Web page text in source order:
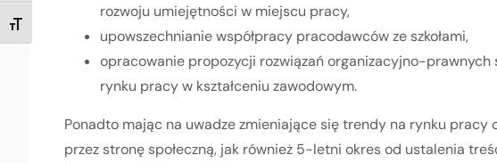
TOGGLE FONT SIZE
rozwoju umiejętności w miejscu pracy,
upowszechnianie współpracy pracodawców ze szkołami,
opracowanie propozycji rozwiązań organizacyjno-prawnych
rynku pracy w kształceniu zawodowym.
Ponadto mając na uwadze zmieniające się trendy na rynku pracy
przez stronę społeczną, jak również 5-letni okres od ustalenia